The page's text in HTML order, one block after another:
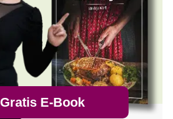
Gratis E-Book